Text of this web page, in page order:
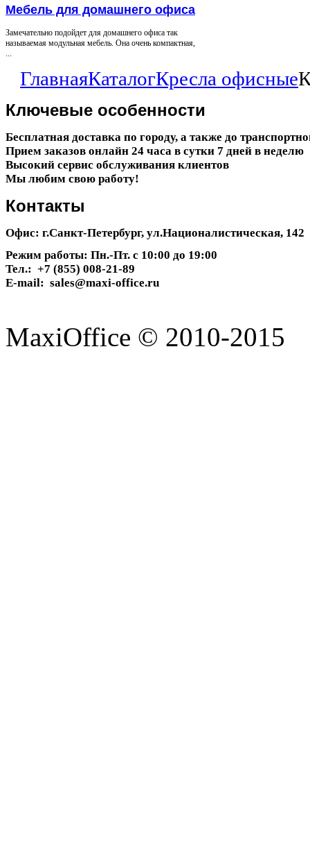
Мебель для домашнего офиса
Замечательно подойдет для домашнего офиса так
называемая модульная мебель. Она очень компактная,
...
ГлавнаяКаталогКресла офисные
Ключевые особенности
Бесплатная доставка по городу, а также до
Прием заказов онлайн 24 часа в сутки 7 дней в неделю
Высокий сервис обслуживания клиентов
Мы любим свою работу!
Контакты
Офис: г.Санкт-Петербург, ул.Националистическая, 142
Режим работы: Пн.-Пт. с 10:00 до 19:00
Тел.: +7 (855) 008-21-89
E-mail: sales@maxi-office.ru
MaxiOffice © 2010-2015